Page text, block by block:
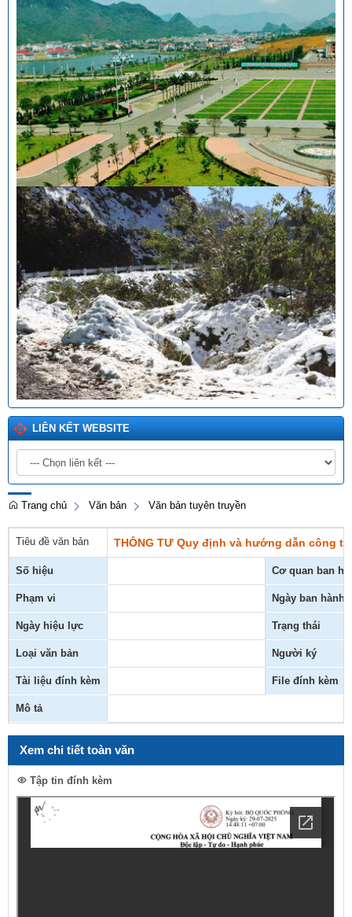
LIÊN KẾT WEBSITE
Trang chủ Văn bản Văn bản tuyên truyền
Tiêu đề văn bản THÔNG TƯ Quy định và hướng dẫn công
Số hiệu Cơ quan ban
Phạm vi Ngày ban hành
Ngày hiệu lực Trạng thái
Loại văn bản Người ký
Tài liệu đính kèm File đính kèm
Mô tả
Xem chi tiết toàn văn
Tập tin đính kèm